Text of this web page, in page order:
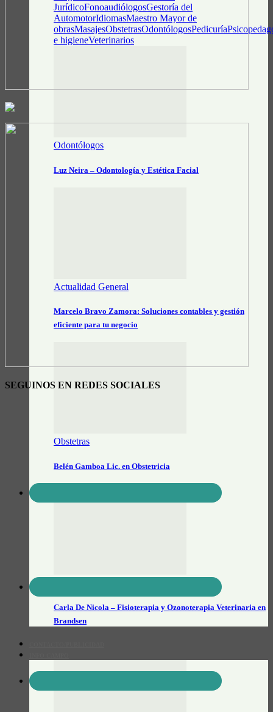
JurídicoFonoaudiólogosGestoría del
AutomotorIdiomasMaestro Mayor de
obrasMasajesObstetrasOdontólogosPedicuría
e higieneVeterinarios
Odontólogos
Luz Neira – Odontología y Estética Facial
Actualidad General
Marcelo Bravo Zamora: Soluciones contables y gestión
eficiente para tu negocio
Obstetras
Belén Gamboa Lic. en Obstetricia
Carla De Nicola – Fisioterapia y Ozonoterapia Veterinaria en
Brandsen
SEGUINOS EN REDES SOCIALES